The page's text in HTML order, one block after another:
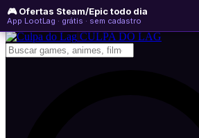
🎮 Ofertas Steam/Epic todo dia
App LootLag · grátis · sem cadastro
quarta-feira, 05 de agosto de 2026
Newsletter
CULPA DO LAG